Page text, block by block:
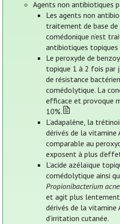
Agents non antibiotiques
Les agents non
traitement de base de
comédonique n’est
antibiotiques topiques
Le peroxyde de
topique 1 à 2 fois par
de résistance
comédolytique. La
efficace et provoque
10%.
L’adapalène, la
dérivés de la
comparable au
exposent à plus
L’acide azélaïque
comédolytique ainsi
Propionibacterium
et agit plus lentement
dérivés de la vitamine
d’irritation cutanée.